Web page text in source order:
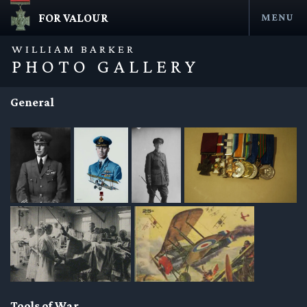
submenu
submenu
submenu
submenu
content
FOR VALOUR MENU
WILLIAM BARKER
PHOTO GALLERY
General